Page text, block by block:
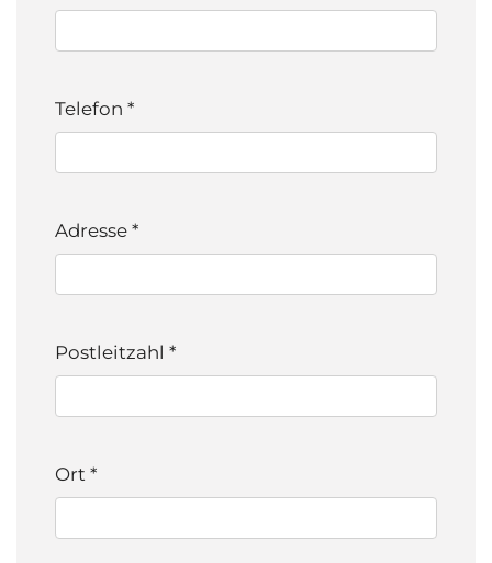
Telefon *
Adresse *
Postleitzahl *
Ort *